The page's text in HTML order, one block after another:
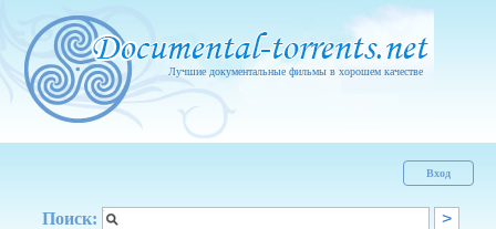
Лучшие документальные фильмы в хорошем качестве
Вход
Поиск: